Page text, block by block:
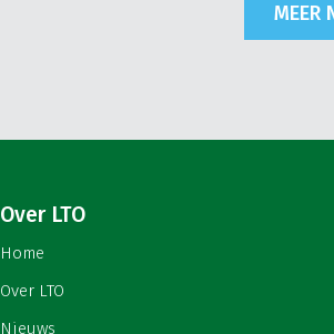
MEER
Over LTO
Home
Over LTO
Nieuws